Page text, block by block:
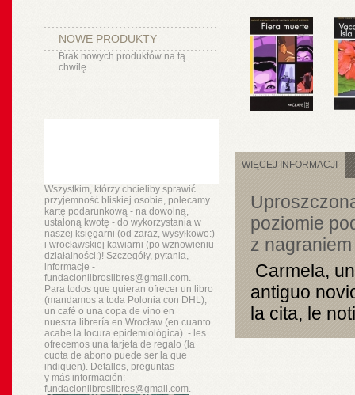
NOWE PRODUKTY
Brak nowych produktów na tą
chwilę
Wszystkim, którzy chcieliby sprawić
przyjemność bliskiej osobie, polecamy
kartę podarunkową - na dowolną,
ustaloną kwotę - do wykorzystania w
naszej księgarni (od zaraz, wysyłkowo:)
i wrocławskiej kawiarni (po wznowieniu
działalności:)! Szczegóły, pytania,
informacje -
fundacionlibroslibres@gmail.com.
Para todos que quieran ofrecer un libro
(mandamos a toda Polonia con DHL),
un café o una copa de vino en
nuestra libreríaen Wrocław (en cuanto
acabe la locura epidemiológica) - les
ofrecemos una tarjeta de regalo (la
cuota de abono puede ser la que
indiquen). Detalles, preguntas
y másinformación:
fundacionlibroslibres@gmail.com.
WIĘCEJ INFORMACJI
poziomie
z nagraniem
Carmela,
antiguo
la cita, le